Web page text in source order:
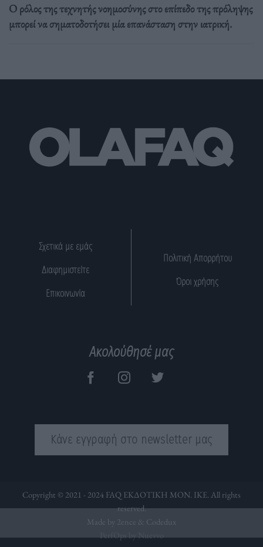
Ο ρόλος της τεχνητής νοημοσύνης στο επίπεδο της πρόληψης
μπορεί να σηματοδοτήσει μία επανάσταση στην ιατρική.
Σχετικά με εμάς
Διαφημιστείτε
Επικοινωνία
Πολιτική Απορρήτου
Όροι χρήσης
Ακολούθησέ μας
Κάνε εγγραφή στο newsletter μας
Copyright © 2021 - 2024 FAQ ΕΚΔΟΤΙΚΗ ΜΟΝ. ΙΚΕ. All rights
reserved.
Made by 2ence & Codedux
PerfOps by Nuevvo